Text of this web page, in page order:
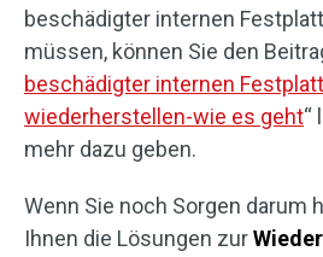
beschädigter internen
müssen, können Sie den
beschädigter internen
wiederherstellen-wie es geht“
mehr dazu geben.
Wenn Sie noch Sorgen darum
Ihnen die Lösungen zur